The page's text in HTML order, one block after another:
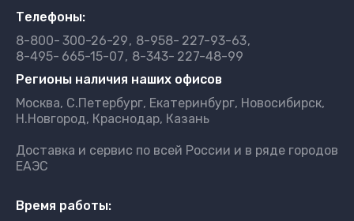
Телефоны:
8-800- 300-26-29 8-958- 227-93-63
8-495- 665-15-07 8-343- 227-48-99
Регионы наличия наших офисов
Москва, С.Петербург, Екатеринбург, Новосибирск,
Н.Новгород, Краснодар, Казань
Доставка и сервис по всей России и в ряде городов
ЕАЭС
Время работы: